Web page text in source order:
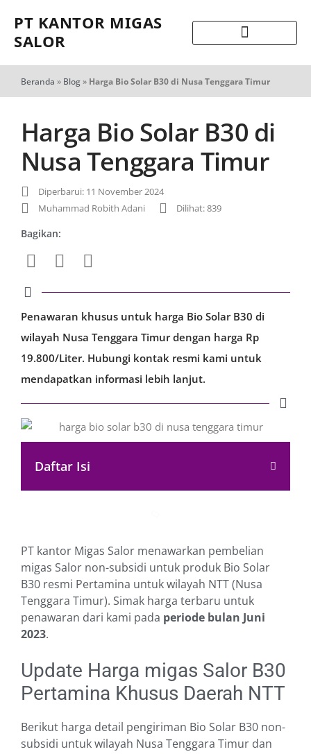
PT KANTOR MIGAS
SALOR
Beranda » Blog» Harga Bio Solar B30 di Nusa Tenggara Timur
Harga Bio Solar B30 di
Nusa Tenggara Timur
Diperbarui: 11 November 2024
Muhammad Robith Adani
Dilihat: 839
Bagikan:
Penawaran khusus untuk harga Bio Solar B30 di
wilayah Nusa Tenggara Timur dengan harga Rp
19.800/Liter. Hubungi kontak resmi kami untuk
mendapatkan informasi lebih lanjut.
Daftar Isi
PT kantor Migas Salor menawarkan pembelian
migas Salor non-subsidi untuk produk Bio Solar
B30 resmi Pertamina untuk wilayah NTT (Nusa
Tenggara Timur). Simak harga terbaru untuk
penawaran dari kami pada periode bulan Juni
2023.
Update Harga migas Salor B30
Pertamina Khusus Daerah NTT
Berikut harga detail pengiriman Bio Solar B30 non-
subsidi untuk wilayah Nusa Tenggara Timur dan